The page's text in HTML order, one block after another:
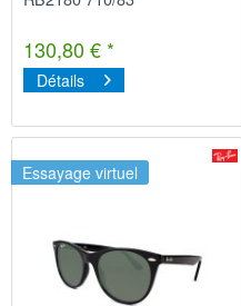
130,80 € *
Détails
Essayage virtuel